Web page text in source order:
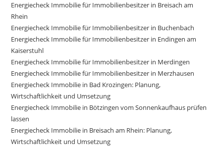
Energiecheck Immobilie für Immobilienbesitzer in Breisach am
Rhein
Energiecheck Immobilie für Immobilienbesitzer in Buchenbach
Energiecheck Immobilie für Immobilienbesitzer in Endingen am
Kaiserstuhl
Energiecheck Immobilie für Immobilienbesitzer in Merdingen
Energiecheck Immobilie für Immobilienbesitzer in Merzhausen
Energiecheck Immobilie in Bad Krozingen: Planung,
Wirtschaftlichkeit und Umsetzung
Energiecheck Immobilie in Bötzingen vom Sonnenkaufhaus prüfen
lassen
Energiecheck Immobilie in Breisach am Rhein: Planung,
Wirtschaftlichkeit und Umsetzung